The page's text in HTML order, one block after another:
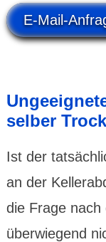
E-Mail-
selber
Ist der
an der
die Frage
über­wie­gend